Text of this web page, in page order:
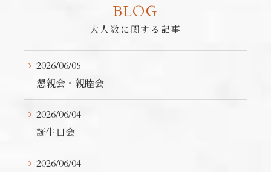
BLOG
大人数に関する記事
2026/06/05
懇親会・親睦会
2026/06/04
誕生日会
2026/06/04